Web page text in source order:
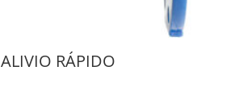
ALIVIO RÁPIDO